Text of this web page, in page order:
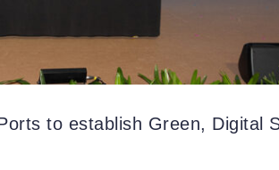
to establish Green, Digital